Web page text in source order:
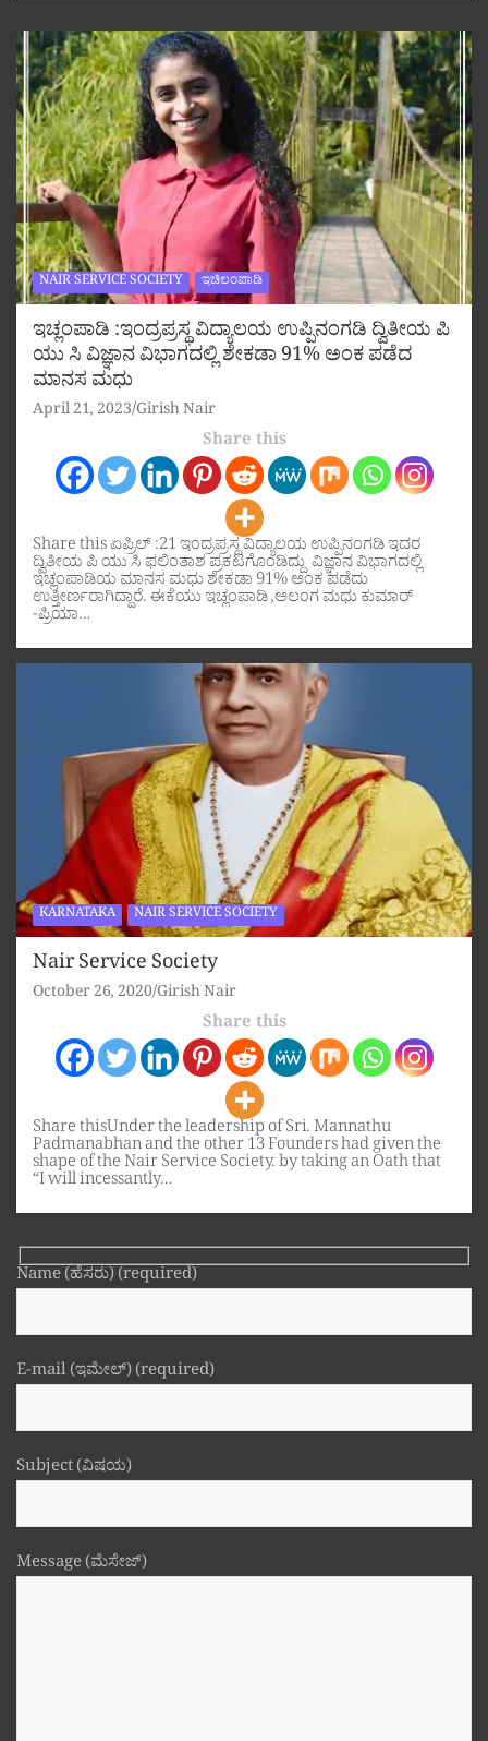
NAIR SERVICE SOCIETY ಇಚಿಲಂಪಾಡಿ
ಇಚ್ಲಂಪಾಡಿ :ಇಂದ್ರಪ್ರಸ್ಥ ವಿದ್ಯಾಲಯ ಉಪ್ಪಿನಂಗಡಿ ದ್ವಿತೀಯ ಪಿ
ಯು ಸಿ ವಿಜ್ಞಾನ ವಿಭಾಗದಲ್ಲಿ ಶೇಕಡಾ 91% ಅಂಕ ಪಡೆದ
ಮಾನಸ ಮಧು
April 21, 2023 Girish Nair
Share this
Share this ಏಪ್ರಿಲ್ :21 ಇಂದ್ರಪ್ರಸ್ಥ ವಿದ್ಯಾಲಯ ಉಪ್ಪಿನಂಗಡಿ ಇದರ
ದ್ವಿತೀಯ ಪಿ ಯು ಸಿ ಫಲಿಂತಾಶ ಪ್ರಕಟಗೊಂಡಿದ್ದು ವಿಜ್ಞಾನ ವಿಭಾಗದಲ್ಲಿ
ಇಚ್ಲಂಪಾಡಿಯ ಮಾನಸ ಮಧು ಶೇಕಡಾ 91% ಅಂಕ ಪಡೆದು
ಉತ್ತೀರ್ಣರಾಗಿದ್ದಾರೆ. ಈಕೆಯು ಇಚ್ಲಂಪಾಡಿ ,ಅಲಂಗ ಮಧು ಕುಮಾರ್
-ಪ್ರಿಯಾ…
KARNATAKA NAIR SERVICE SOCIETY
Nair Service Society
October 26, 2020 Girish Nair
Share this
Share thisUnder the leadership of Sri. Mannathu
Padmanabhan and the other 13 Founders had given the
shape of the Nair Service Society. by taking an Oath that
“I will incessantly…
Name (ಹೆಸರು) (required)
E-mail (ಇಮೇಲ್) (required)
Subject (ವಿಷಯ)
Message (ಮೆಸೇಜ್)